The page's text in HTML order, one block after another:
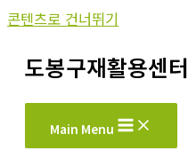
콘텐츠로 건너뛰기
도봉구재활용센터
Main Menu